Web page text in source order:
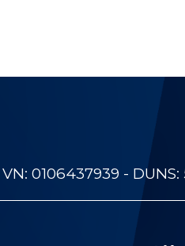
0106437939 - DUNS: